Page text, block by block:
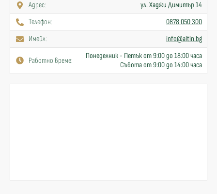
Адрес:
ул. Хаджи Димитър 14
Телефон:
0878 050 300
Имейл:
info@altin.bg
Работно време:
Понеделник - Петък от 9:00 до 18:00 часа
Събота от 9:00 до 14:00 часа